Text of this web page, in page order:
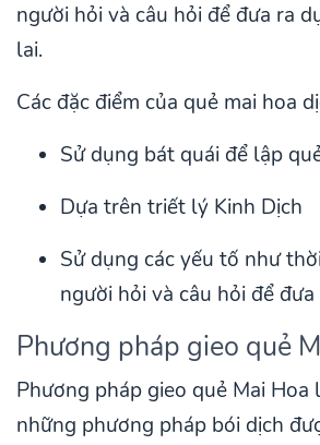
người hỏi và câu hỏi để đưa ra
lai.
Các đặc điểm của quẻ mai hoa
Sử dụng bát quái để lập
Dựa trên triết lý Kinh Dịch
Sử dụng các yếu tố như
người hỏi và câu hỏi để
Phương pháp gieo quẻ
Phương pháp gieo quẻ Mai
những phương pháp bói dịch